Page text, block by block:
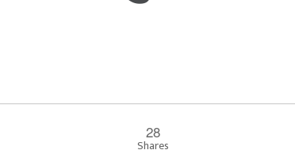
28
Shares